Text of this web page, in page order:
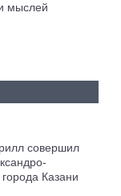
мыслей
совершил
Казани